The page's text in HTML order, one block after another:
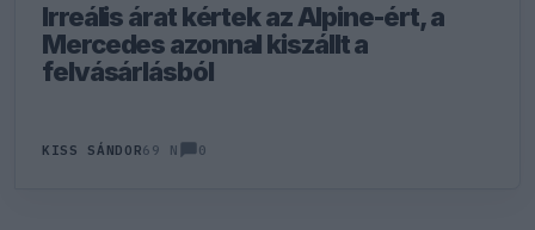
Irreális árat kértek az Alpine-ért, a
Mercedes azonnal kiszállt a
felvásárlásból
KISS SÁNDOR69 N 0